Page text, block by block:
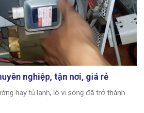
nghiệp, tận nơi, giá rẻ
hay tủ lạnh, lò vi sóng đã trở thành